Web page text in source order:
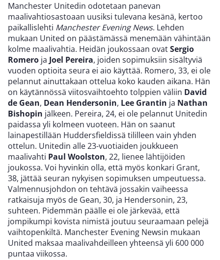
Manchester Unitedin odotetaan panevan
maalivahtiosastoaan uusiksi tulevana kesänä, kertoo
paikallislehti Manchester Evening News. Lehden
mukaan United on päästämässä menemään vähintään
kolme maalivahtia. Heidän joukossaan ovatSergio
Romero ja Joel Pereira, joiden sopimuksiin sisältyviä
vuoden optioita seura ei aio käyttää. Romero, 33, ei ole
pelannut ainuttakaan ottelua koko kauden aikana. Hän
on käytännössä viitosvaihtoehto tolppien väliin David
de Gean, Dean Hendersonin, Lee Grantin ja Nathan
Bishopin jälkeen. Pereira, 24, ei ole pelannut Unitedin
paidassa yli kolmeen vuoteen. Hän on saanut
lainapestillään Huddersfieldissä tililleen vain yhden
ottelun. Unitedin alle 23-vuotiaiden joukkueen
maalivahti Paul Woolston, 22, lienee lähtijöiden
joukossa. Voi hyvinkin olla, että myös konkari Grant,
38, jättää seuran nykyisen sopimuksen umpeutuessa.
Valmennusjohdon on tehtävä jossakin vaiheessa
ratkaisuja myös de Gean, 30, ja Hendersonin, 23,
suhteen. Pidemmän päälle ei ole järkevää, että
jompikumpi kovista nimistä joutuu seuraamaan pelejä
vaihtopenkiltä. Manchester Evening Newsin mukaan
United maksaa maalivahdeilleen yhteensä yli 600 000
puntaa viikossa.